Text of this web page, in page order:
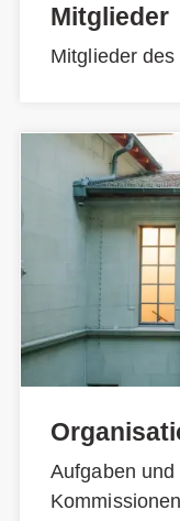
Mitglieder
Mitglieder
Aufgaben
Kommissionen